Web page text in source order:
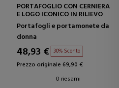
PORTAFOGLIO CON CERNIERA
E LOGO ICONICO IN RILIEVO
Portafogli e portamonete da
donna
48,93 € 30% Sconto
Prezzo originale 69,90 €
0 riesami